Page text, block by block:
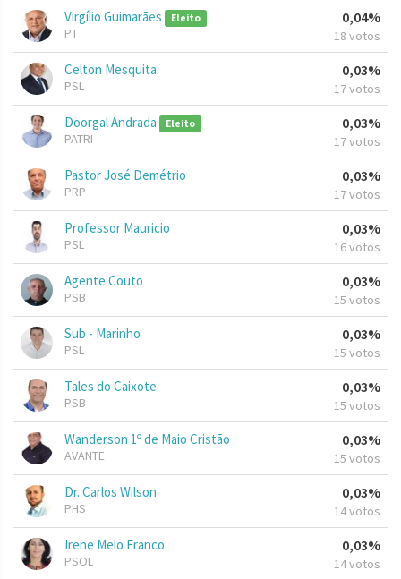
Virgílio Guimarães Eleito
PT
0,04%
18 votos
Celton Mesquita
PSL
0,03%
17 votos
Doorgal Andrada Eleito
PATRI
0,03%
17 votos
Pastor José Demétrio
PRP
0,03%
17 votos
Professor Mauricio
PSL
0,03%
16 votos
Agente Couto
PSB
0,03%
15 votos
Sub - Marinho
PSL
0,03%
15 votos
Tales do Caixote
PSB
0,03%
15 votos
Wanderson 1º de Maio Cristão
AVANTE
0,03%
15 votos
Dr. Carlos Wilson
PHS
0,03%
14 votos
Irene Melo Franco
PSOL
0,03%
14 votos